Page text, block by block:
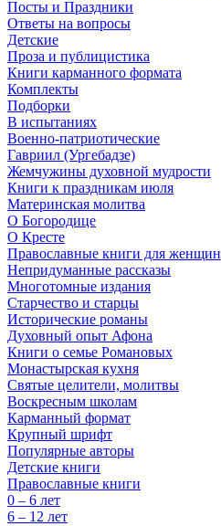
Посты и Праздники
Ответы на вопросы
Детские
Проза и публицистика
Книги карманного формата
Комплекты
Подборки
В испытаниях
Военно-патриотические
Гавриил (Ургебадзе)
Жемчужины духовной мудрости
Книги к праздникам июля
Материнская молитва
О Богородице
О Кресте
Православные книги для женщин
Непридуманные рассказы
Многотомные издания
Старчество и старцы
Исторические романы
Духовный опыт Афона
Книги о семье Романовых
Монастырская кухня
Святые целители, молитвы
Воскресным школам
Карманный формат
Крупный шрифт
Популярные авторы
Детские книги
Православные книги
0 – 6 лет
6 – 12 лет